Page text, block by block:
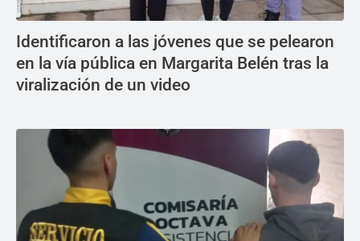
Identificaron a las jóvenes que se pelearon
en la vía pública en Margarita Belén tras la
viralización de un video